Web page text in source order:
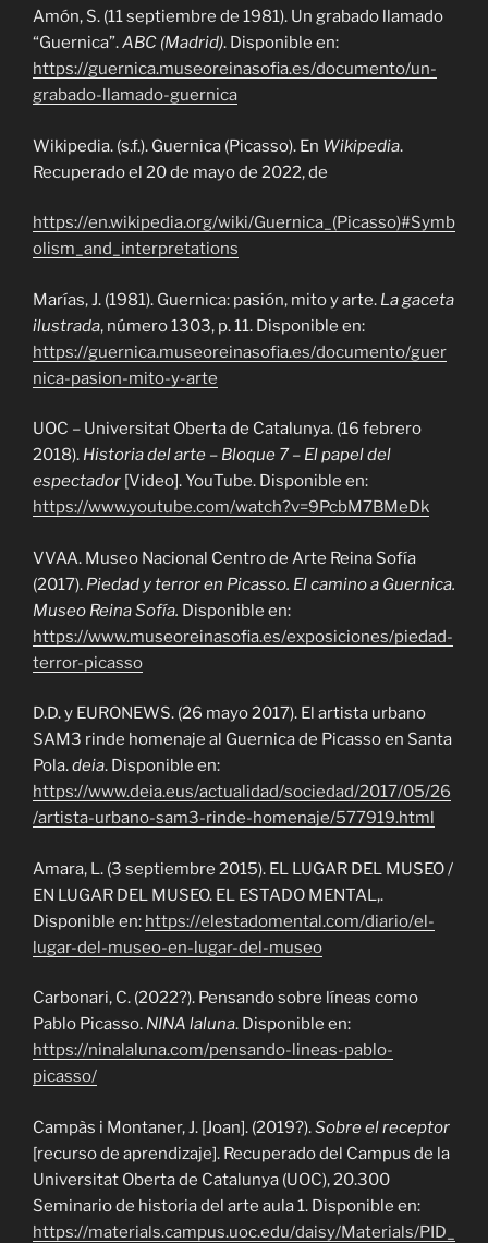
Amón, S. (11 septiembre de 1981). Un grabado llamado
“Guernica”.ABC (Madrid). Disponible en:
https://guernica.museoreinasofia.es/documento/un-
grabado-llamado-guernica
Wikipedia. (s.f.). Guernica (Picasso). En Wikipedia.
Recuperado el 20 de mayo de 2022, de
https://en.wikipedia.org/wiki/Guernica_(Picasso)#Symb
olism_and_interpretations
Marías, J. (1981). Guernica: pasión, mito y arte. La gaceta
ilustrada, número 1303, p. 11. Disponible en:
https://guernica.museoreinasofia.es/documento/guer
nica-pasion-mito-y-arte
UOC – Universitat Oberta de Catalunya. (16 febrero
2018). Historia del arte – Bloque 7 – El papel del
espectador [Video]. YouTube. Disponible en:
https://www.youtube.com/watch?v=9PcbM7BMeDk
VVAA. Museo Nacional Centro de Arte Reina Sofía
(2017). Piedad y terror en Picasso. El camino a Guernica.
Museo Reina Sofía. Disponible en:
https://www.museoreinasofia.es/exposiciones/piedad-
terror-picasso
D.D. y EURONEWS. (26 mayo 2017). El artista urbano
SAM3 rinde homenaje al Guernica de Picasso en Santa
Pola.deia. Disponible en:
https://www.deia.eus/actualidad/sociedad/2017/05/26
/artista-urbano-sam3-rinde-homenaje/577919.html
Amara, L. (3 septiembre 2015). EL LUGAR DEL MUSEO /
EN LUGAR DEL MUSEO. EL ESTADO MENTAL,.
Disponible en: https://elestadomental.com/diario/el-
lugar-del-museo-en-lugar-del-museo
Carbonari, C. (2022?). Pensando sobre líneas como
Pablo Picasso. NINA laluna. Disponible en:
https://ninalaluna.com/pensando-lineas-pablo-
picasso/
Campàs i Montaner, J. [Joan]. (2019?).Sobre el receptor
[recurso de aprendizaje]. Recuperado del Campus de la
Universitat Oberta de Catalunya (UOC), 20.300
Seminario de historia del arte aula 1. Disponible en:
https://materials.campus.uoc.edu/daisy/Materials/PID_